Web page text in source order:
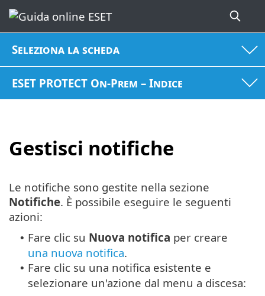
Seleziona la scheda
ESET PROTECT On-Prem – Indice
Gestisci notifiche
Le notifiche sono gestite nella sezione
Notifiche. È possibile eseguire le seguenti
azioni:
• Fare clic su Nuova notifica per creare
una nuova notifica.
• Fare clic su una notifica esistente e
selezionare un'azione dal menu a discesa: